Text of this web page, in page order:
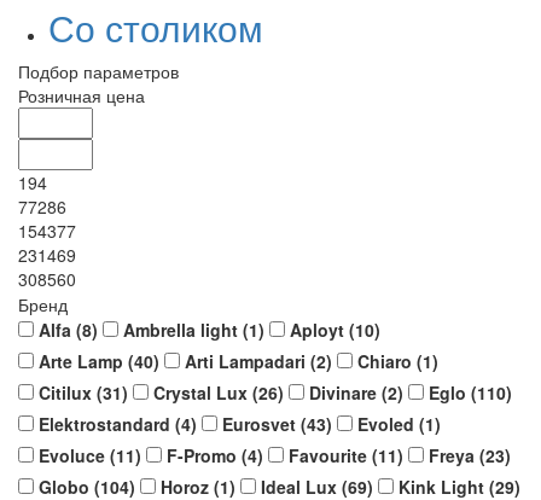
Со столиком
Подбор параметров
Розничная цена
194
77286
154377
231469
308560
Бренд
Alfa (8) Ambrella light (1) Aployt (10)
Arte Lamp (40) Arti Lampadari (2) Chiaro (1)
Citilux (31) Crystal Lux (26) Divinare (2) Eglo (110)
Elektrostandard (4) Eurosvet (43) Evoled (1)
Evoluce (11) F-Promo (4) Favourite (11) Freya (23)
Globo (104) Horoz (1) Ideal Lux (69) Kink Light (29)